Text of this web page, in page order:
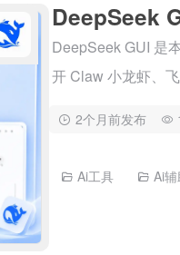
DeepSeek
DeepSeek GUI 是
开 Claw 小龙虾、
2个月前发布
Ai工具 Ai辅